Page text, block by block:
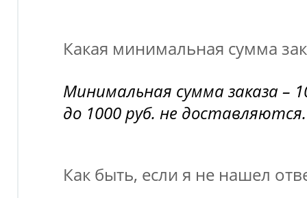
Какая минимальная сумма
Минимальная сумма заказа –
до 1000 руб. не доставляются.
Как быть, если я не нашел